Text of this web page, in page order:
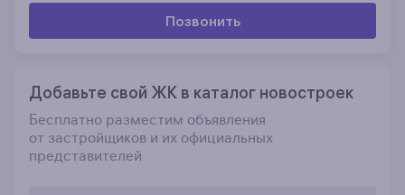
Позвонить
Добавьте свой ЖК в каталог новостроек
Бесплатно разместим объявления
от застройщиков и их официальных
представителей